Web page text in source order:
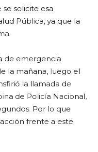
se solicite esa
Pública, ya que la
de emergencia
la mañana, luego el
la llamada de
de Policía Nacional,
Por lo que
frente a este